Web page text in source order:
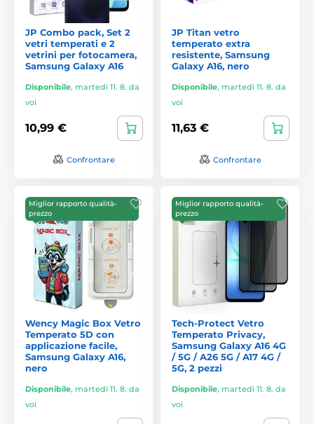
JP Combo pack, Set 2
vetri temperati e 2
vetrini per fotocamera,
Samsung Galaxy A16
Disponibile, martedì 11. 8. da
voi
10,99 €
Confrontare
JP Titan vetro
temperato extra
resistente, Samsung
Galaxy A16, nero
Disponibile, martedì 11. 8. da
voi
11,63 €
Confrontare
Miglior rapporto qualità-
prezzo
Wency Magic Box Vetro
Temperato 5D con
applicazione facile,
Samsung Galaxy A16,
nero
Disponibile, martedì 11. 8. da
voi
Miglior rapporto qualità-
prezzo
Tech-Protect Vetro
Temperato Privacy,
Samsung Galaxy A16 4G
/ 5G / A26 5G / A17 4G /
5G, 2 pezzi
Disponibile, martedì 11. 8. da
voi